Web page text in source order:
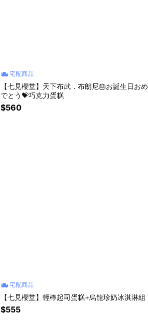
宅配商品
【七見櫻堂】天下布武．布朗尼🎂お誕生日おめ
でとう💝巧克力蛋糕
$560
宅配商品
【七見櫻堂】輕檸起司蛋糕+烏龍珍奶冰淇淋組
$555